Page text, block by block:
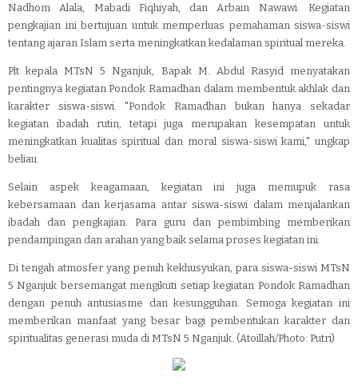
Nadhom Alala, Mabadi Fiqhiyah, dan Arbain Nawawi. Kegiatan
pengkajian ini bertujuan untuk memperluas pemahaman siswa-siswi
tentang ajaran Islam serta meningkatkan kedalaman spiritual mereka.
Plt kepala MTsN 5 Nganjuk, Bapak M. Abdul Rasyid menyatakan
pentingnya kegiatan Pondok Ramadhan dalam membentuk akhlak dan
karakter siswa-siswi. "Pondok Ramadhan bukan hanya sekadar
kegiatan ibadah rutin, tetapi juga merupakan kesempatan untuk
meningkatkan kualitas spiritual dan moral siswa-siswi kami," ungkap
beliau.
Selain aspek keagamaan, kegiatan ini juga memupuk rasa
kebersamaan dan kerjasama antar siswa-siswi dalam menjalankan
ibadah dan pengkajian. Para guru dan pembimbing memberikan
pendampingan dan arahan yang baik selama proses kegiatan ini.
Di tengah atmosfer yang penuh kekhusyukan, para siswa-siswi MTsN
5 Nganjuk bersemangat mengikuti setiap kegiatan Pondok Ramadhan
dengan penuh antusiasme dan kesungguhan. Semoga kegiatan ini
memberikan manfaat yang besar bagi pembentukan karakter dan
spiritualitas generasi muda di MTsN 5 Nganjuk. (Atoillah/Photo: Putri)